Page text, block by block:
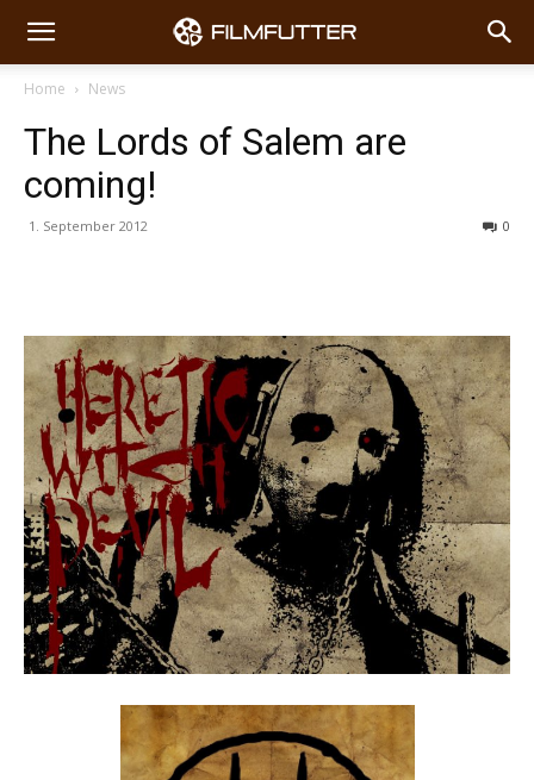
Home News
The Lords of Salem are
coming!
1. September 2012 0